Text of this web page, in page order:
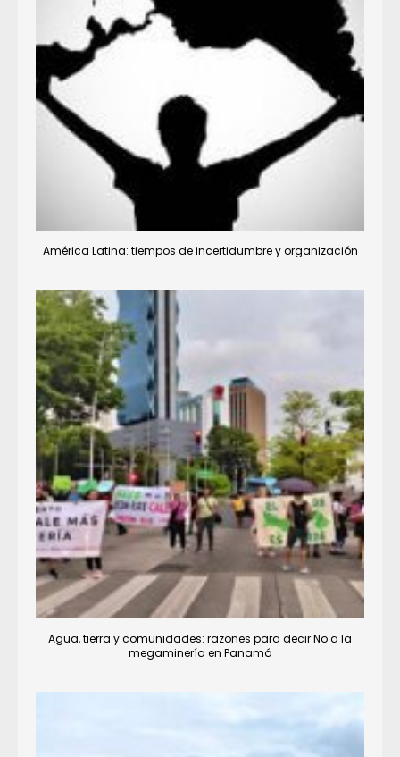
América Latina: tiempos de incertidumbre y organización
Agua, tierra y comunidades: razones para decir No a la
megaminería en Panamá